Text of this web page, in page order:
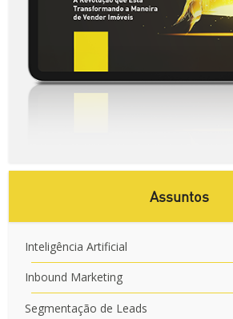
Assuntos
Inteligência Artificial
Inbound Marketing
Segmentação de Leads